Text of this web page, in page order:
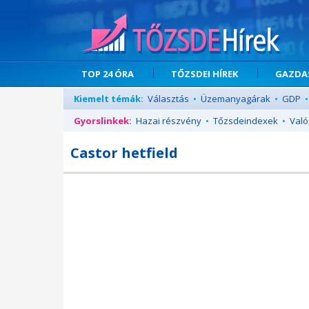
TOP 24 ÓRA TŐZSDEI HÍREK
Kiemelt témák: Választás • Üzemanyagárak • GDP •
Gyorslinkek: Hazai részvény • Tőzsdeindexek •
Castor hetfield